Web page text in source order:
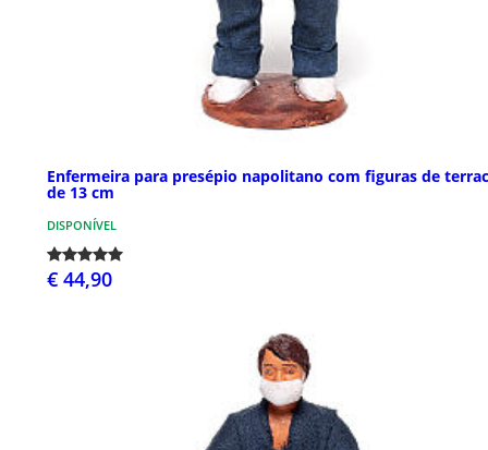
Enfermeira para presépio napolitano com figuras de
de 13 cm
DISPONÍVEL
€ 44,90